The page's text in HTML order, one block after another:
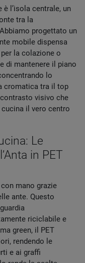
l’isola centrale, un
tra la
progettato un
mobile dispensa
la colazione o
di mantenere il piano
lo
cromatica tra il top
visivo che
il vero centro
Le
in PET
mano grazie
ante. Questo
riciclabile e
green, il PET
rendendo le
e ai graffi